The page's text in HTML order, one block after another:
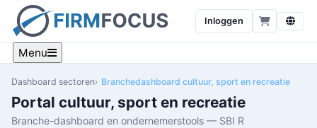
Inloggen
Menu
Dashboard sectoren Branchedashboard cultuur, sport en recreatie
Portal cultuur, sport en recreatie
Branche-dashboard en ondernemerstools — SBI R